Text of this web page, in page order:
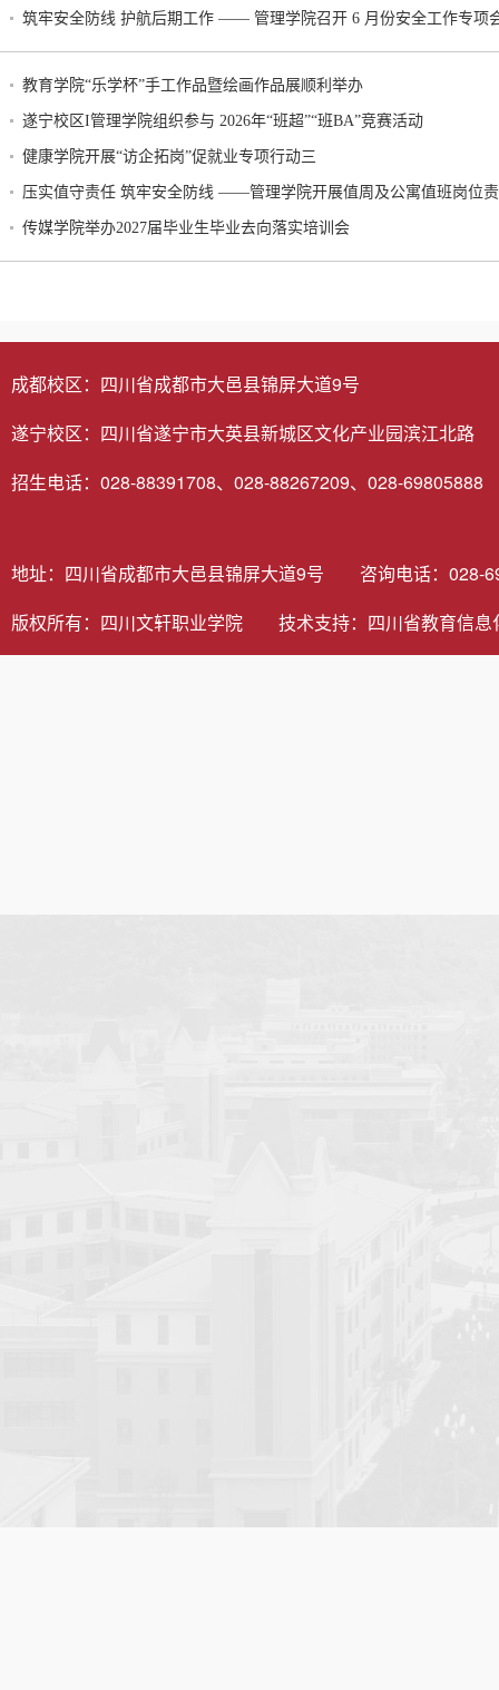
筑牢安全防线 护航后期工作 —— 管理学院召开 6 月份安全工作专项
教育学院“乐学杯”手工作品暨绘画作品展顺利举办
遂宁校区I管理学院组织参与 2026年“班超”“班BA”竞赛活动
健康学院开展“访企拓岗”促就业专项行动三
压实值守责任 筑牢安全防线 ——管理学院开展值周及公寓值班岗位
传媒学院举办2027届毕业生毕业去向落实培训会
成都校区：四川省成都市大邑县锦屏大道9号
遂宁校区：四川省遂宁市大英县新城区文化产业园滨江北路
招生电话：028-88391708、028-88267209、028-69805888
地址：四川省成都市大邑县锦屏大道9号 咨询电话：
版权所有：四川文轩职业学院 技术支持： 四川省教育信